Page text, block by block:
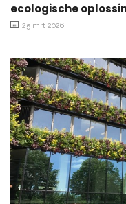
ecologische
25 mrt 2026